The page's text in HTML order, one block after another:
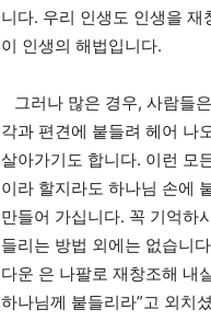
니다. 우리 인생도 인생을
이 인생의 해법입니다.
그러나 많은 경우, 사람들
각과 편견에 붙들려 헤어 나
살아가기도 합니다. 이런 모
이라 할지라도 하나님 손에
만들어 가십니다. 꼭 기억하
들리는 방법 외에는 없습니
다운 은 나팔로 재창조해 내
하나님께 붙들리라”고 외치